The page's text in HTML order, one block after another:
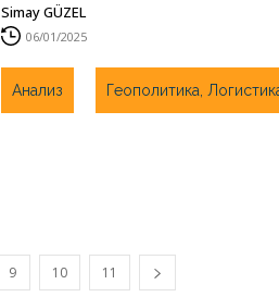
Simay GÜZEL
06/01/2025
Анализ Геополитика,
9 10 11